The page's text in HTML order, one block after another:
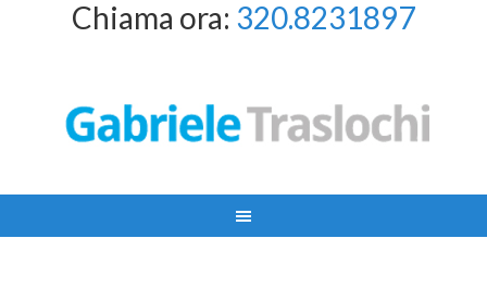
Chiama ora: 320.8231897